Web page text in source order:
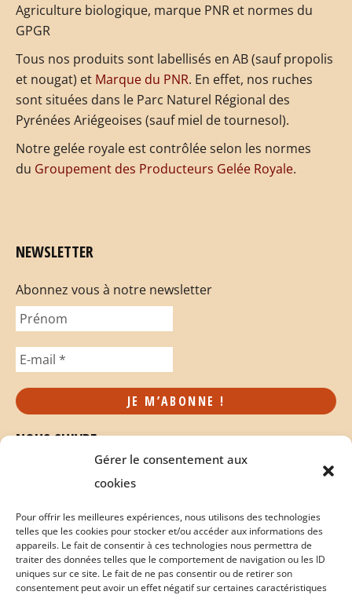
Gérer le consentement aux
cookies
Pour offrir les meilleures expériences, nous utilisons des technologies
telles que les cookies pour stocker et/ou accéder aux informations des
appareils. Le fait de consentir à ces technologies nous permettra de
traiter des données telles que le comportement de navigation ou les ID
uniques sur ce site. Le fait de ne pas consentir ou de retirer son
consentement peut avoir un effet négatif sur certaines caractéristiques
Agriculture biologique, marque PNR et normes du
GPGR
Tous nos produits sont labellisés en AB (sauf propolis
et nougat) et Marque du PNR. En effet, nos ruches
sont situées dans le Parc Naturel Régional des
Pyrénées Ariégeoises (sauf miel de tournesol).
Notre gelée royale est contrôlée selon les normes
du Groupement des Producteurs Gelée Royale.
NEWSLETTER
Abonnez vous à notre newsletter
NOUS SUIVRE